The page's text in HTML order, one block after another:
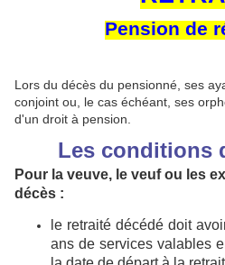
Pension de
Lors du décès du pensionné, ses
conjoint ou, le cas échéant, ses
d'un droit à pension.
Les conditions
Pour la veuve, le veuf ou les
décès :
le retraité décédé doit
ans de services valables